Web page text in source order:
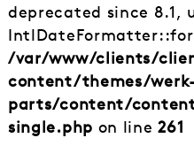
deprecated since 8.1,
/var/www/clients/
content/themes/
parts/content/
single.php on line261